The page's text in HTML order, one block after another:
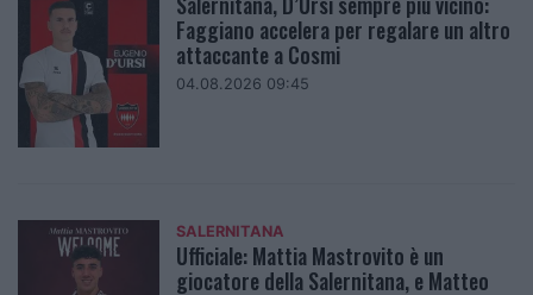
Faggiano accelera per regalare un altro
attaccante a Cosmi
04.08.2026 09:45
SALERNITANA
Ufficiale: Mattia Mastrovito è un
giocatore della Salernitana, e Matteo